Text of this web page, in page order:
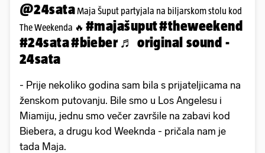
@24sataMaja Šuput partyjala na biljarskom stolu kod
The Weekenda 🔥 #majašuput#theweekend
#24sata#bieber ♬ original sound -
24sata
- Prije nekoliko godina sam bila s prijateljicama na
ženskom putovanju. Bile smo u Los Angelesu i
Miamiju, jednu smo večer završile na zabavi kod
Biebera, a drugu kod Weeknda - pričala nam je
tada Maja.